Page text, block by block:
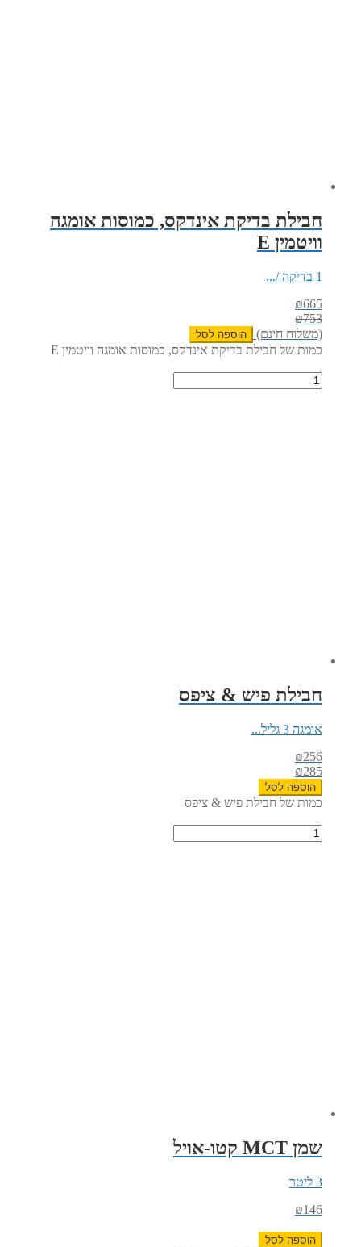
חבילת בדיקת אינדקס, כמוסות אומגה
וויטמין E
1 בדיקה /...
₪665
₪753
(משלוח חינם)
הוספה לסל
כמות של חבילת בדיקת אינדקס, כמוסות אומגה וויטמין E
חבילת פיש & ציפס
אומגה 3 גליל...
₪256
₪285
הוספה לסל
כמות של חבילת פיש & ציפס
שמן MCT קטו-אויל
3 ליטר
₪146
הוספה לסל